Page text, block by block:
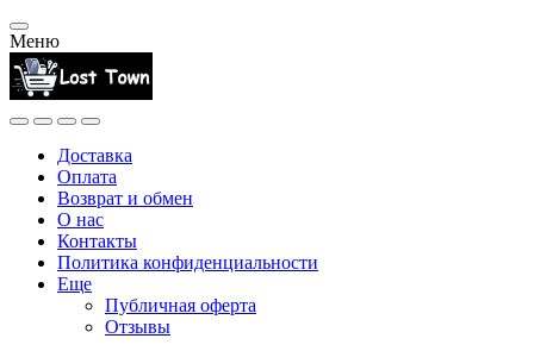
Меню
Доставка
Оплата
Возврат и обмен
О нас
Контакты
Политика конфиденциальности
Еще
Публичная оферта
Отзывы